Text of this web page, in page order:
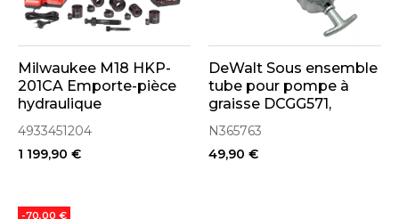
Milwaukee M18 HKP-
201CA Emporte-pièce
hydraulique
(4933451204)
4933451204
1 199,90 €
DeWalt Sous ensemble
tube pour pompe à
graisse DCGG571,
DCGGS570 (N365763)
N365763
49,90 €
-70,00 €